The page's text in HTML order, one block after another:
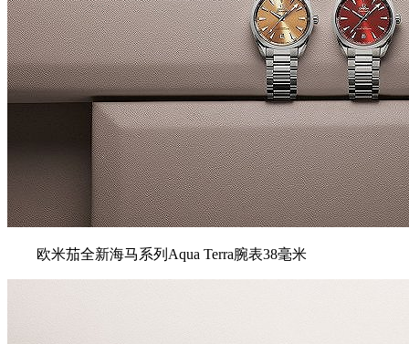
欧米茄全新海⻢系列Aqua Terra腕表38毫米